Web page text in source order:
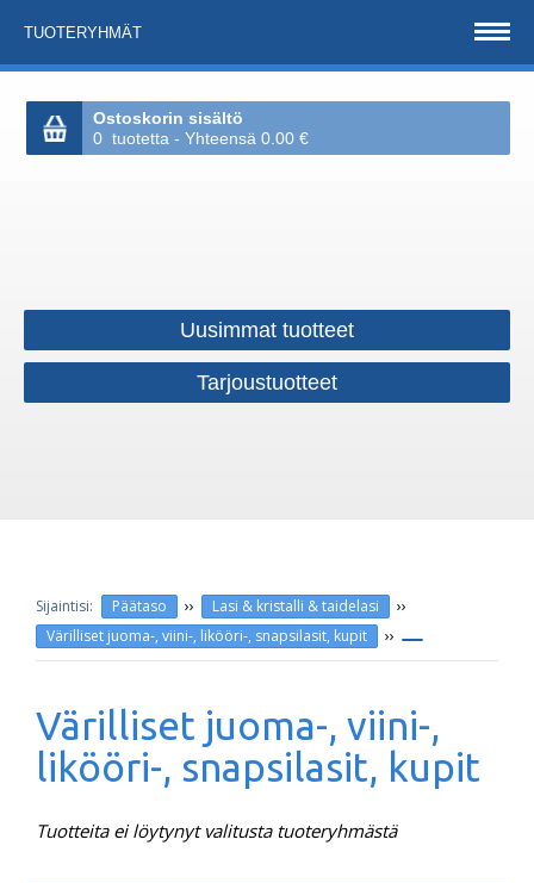
TUOTERYHMÄT
Ostoskorin sisältö
0 tuotetta - Yhteensä 0.00 €
Uusimmat tuotteet
Tarjoustuotteet
Päätaso ›› Lasi & kristalli & taidelasi ››
Värilliset juoma-, viini-, likööri-, snapsilasit, kupit ››
Värilliset juoma-, viini-,
likööri-, snapsilasit, kupit
Tuotteita ei löytynyt valitusta tuoteryhmästä